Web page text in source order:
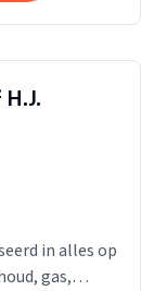
in alles op
gas,